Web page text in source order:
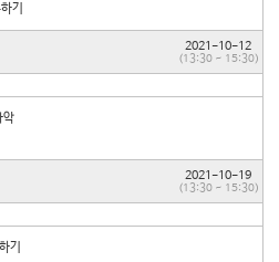
기
악
2021-10-12
(13:30 ~ 15:30)
기
2021-10-19
(13:30 ~ 15:30)